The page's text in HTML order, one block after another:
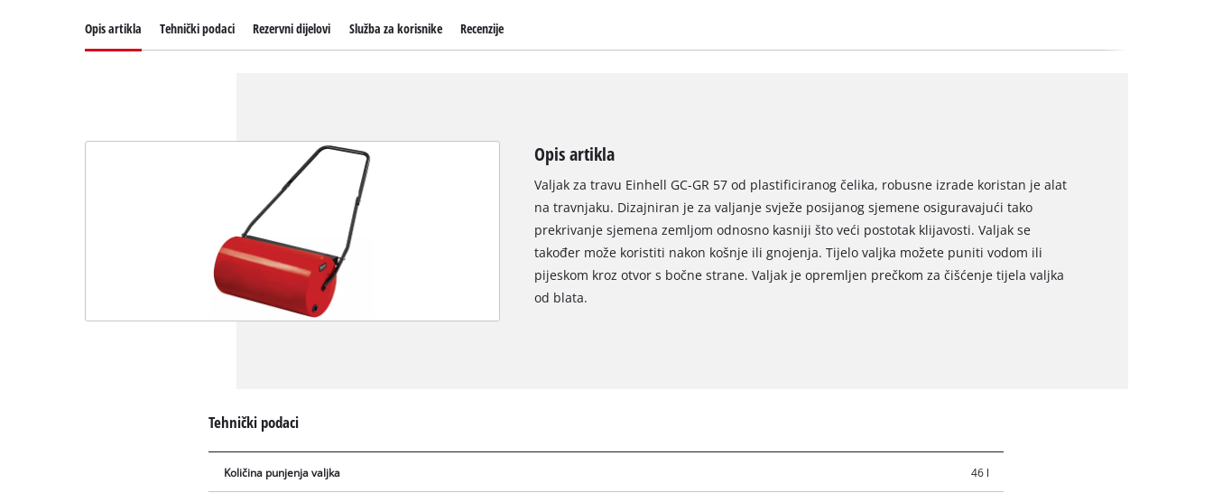
Opis artikla Tehnički podaci Rezervni dijelovi Služba za korisnike Recenzije
Opis artikla
Valjak za travu Einhell GC-GR 57 od plastificiranog čelika, robusne izrade koristan je alat
na travnjaku. Dizajniran je za valjanje svježe posijanog sjemene osiguravajući tako
prekrivanje sjemena zemljom odnosno kasniji što veći postotak klijavosti. Valjak se
također može koristiti nakon košnje ili gnojenja. Tijelo valjka možete puniti vodom ili
pijeskom kroz otvor s bočne strane. Valjak je opremljen prečkom za čišćenje tijela valjka
od blata.
Tehnički podaci
Količina punjenja valjka 46 l